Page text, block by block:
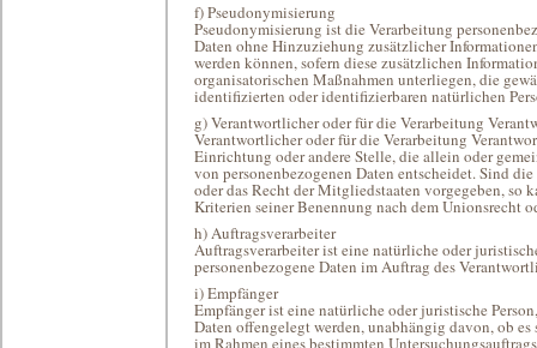
f) Pseudonymisierung
Pseudonymisierung ist die Verarbeitung
Daten ohne Hinzuziehung zusätzlicher
werden können, sofern diese zusätzlichen
organisatorischen Maßnahmen unterliegen, die
identifizierten oder identifizierbaren natürlichen
g) Verantwortlicher oder für die Verarbeitung
Verantwortlicher oder für die Verarbeitung
Einrichtung oder andere Stelle, die allein oder
von personenbezogenen Daten entscheidet. Sind
oder das Recht der Mitgliedstaaten vorgegeben, so
Kriterien seiner Benennung nach dem Unionsrecht
h) Auftragsverarbeiter
Auftragsverarbeiter ist eine natürliche oder
personenbezogene Daten im Auftrag des
i) Empfänger
Empfänger ist eine natürliche oder juristische
Daten offengelegt werden, unabhängig davon, ob
im Rahmen eines bestimmten